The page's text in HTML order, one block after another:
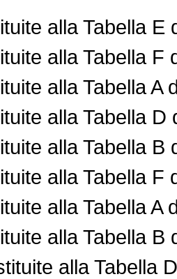
alla Tabella
alla Tabella
alla Tabella
alla Tabella
alla Tabella
alla Tabella
alla Tabella
alla Tabella
alla Tabella